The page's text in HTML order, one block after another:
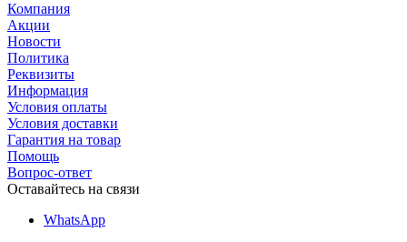
Компания
Акции
Новости
Политика
Реквизиты
Информация
Условия оплаты
Условия доставки
Гарантия на товар
Помощь
Вопрос-ответ
Оставайтесь на связи
WhatsApp